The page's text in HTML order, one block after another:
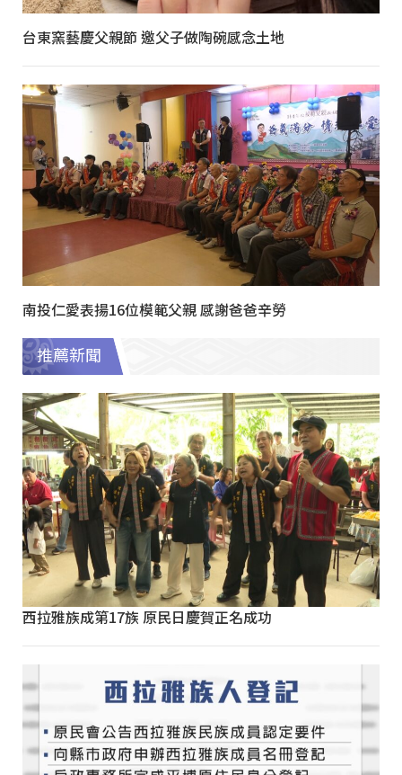
台東窯藝慶父親節 邀父子做陶碗感念土地
南投仁愛表揚16位模範父親 感謝爸爸辛勞
推薦新聞
西拉雅族成第17族 原民日慶賀正名成功